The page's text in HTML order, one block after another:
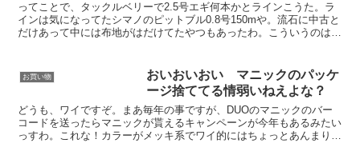
ってことで、タックルベリーで2.5号エギ何本かとラインこうた。ラ
インは気になってたシマノのピットブル0.8号150mや。流石に中古と
だけあって中には布地がはだけてたやつもあったわ。こういうのは瞬
お買い物
おいおいおい マニックのパッケ
ージ捨ててる情弱いねえよな？
どうも、ワイですぞ。まあ毎年の事ですが、DUOのマニックのバー
コードを送ったらマニックが貰えるキャンペーンが今年もあるみたい
っすわ。これな！カラーがメッキ系でワイ的にはちょっとあんまりー